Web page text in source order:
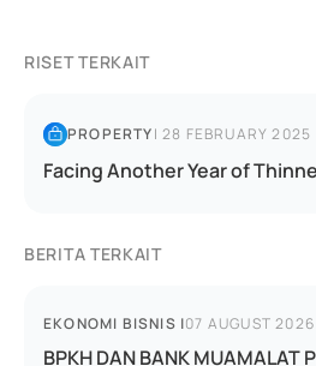
RISET TERKAIT
PROPERTY|28 FEBRUARY 2025
Facing Another Year of
BERITA TERKAIT
EKONOMI BISNIS |07 AUGUST 2026
BPKH DAN BANK MUAMALAT